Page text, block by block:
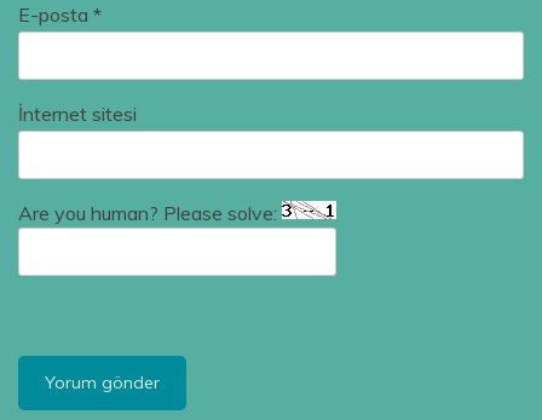
E-posta *
İnternet sitesi
Are you human? Please solve: